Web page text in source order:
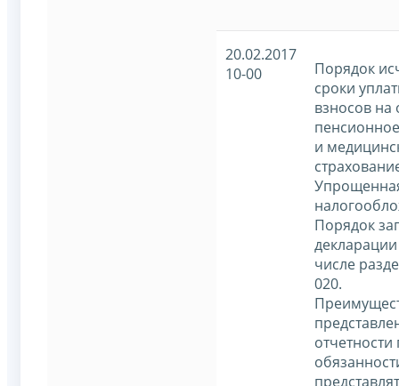
20.02.2017
10-00
Порядок
сроки
взносов на
и
Порядок
числе
020.